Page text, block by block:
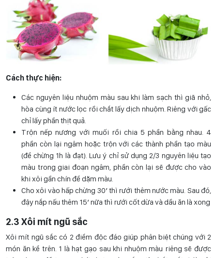
Cách thực hiện:
Các nguyên liệu nhuộm màu sau khi làm sạch thì giã nhỏ,
hòa cùng ít nước lọc rồi chắt lấy dịch nhuộm. Riêng với gấc
chỉ lấy phần thịt quả.
Trộn nếp nương với muối rồi chia 5 phần bằng nhau. 4
phần còn lại ngâm hoặc trộn với các thành phần tạo màu
(để chừng 1h là đạt). Lưu ý chỉ sử dụng 2/3 nguyên liệu tạo
màu trong giai đoạn ngâm, phần còn lại sẽ được cho vào
khi xôi gần chín để dặm màu.
Cho xôi vào hấp chừng 30′ thì rưới thêm nước màu. Sau đó,
đậy nắp nấu thêm 15′ nữa thì rưới cốt dừa và dầu ăn là xong
2.3 Xôi mít ngũ sắc
Xôi mít ngũ sắc có 2 điểm độc đáo giúp phân biệt chúng với 2
món ăn kể trên. 1 là hạt gạo sau khi nhuộm màu riêng sẽ được